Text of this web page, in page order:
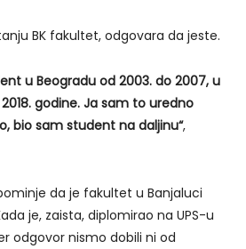
BK fakultet, odgovara da jeste.
u Beogradu od 2003. do 2007, u
godine. Ja sam to uredno
bio sam student na daljinu“,
da je fakultet u Banjaluci
je, zaista, diplomirao na UPS-u
odgovor nismo dobili ni od